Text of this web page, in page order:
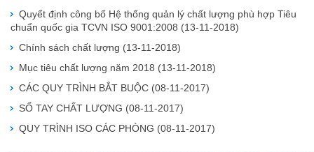
Quyết định công bố Hệ thống quản lý chất lượng phù hợp Tiêu
chuẩn quốc gia TCVN ISO 9001:2008 (13-11-2018)
Chính sách chất lượng (13-11-2018)
Mục tiêu chất lượng năm 2018 (13-11-2018)
CÁC QUY TRÌNH BẮT BUỘC (08-11-2017)
SỔ TAY CHẤT LƯỢNG (08-11-2017)
QUY TRÌNH ISO CÁC PHÒNG (08-11-2017)